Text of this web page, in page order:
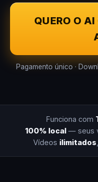
QUERO O
Pagamento único ·
Funciona com
100% local — seus
Vídeos ilimitados